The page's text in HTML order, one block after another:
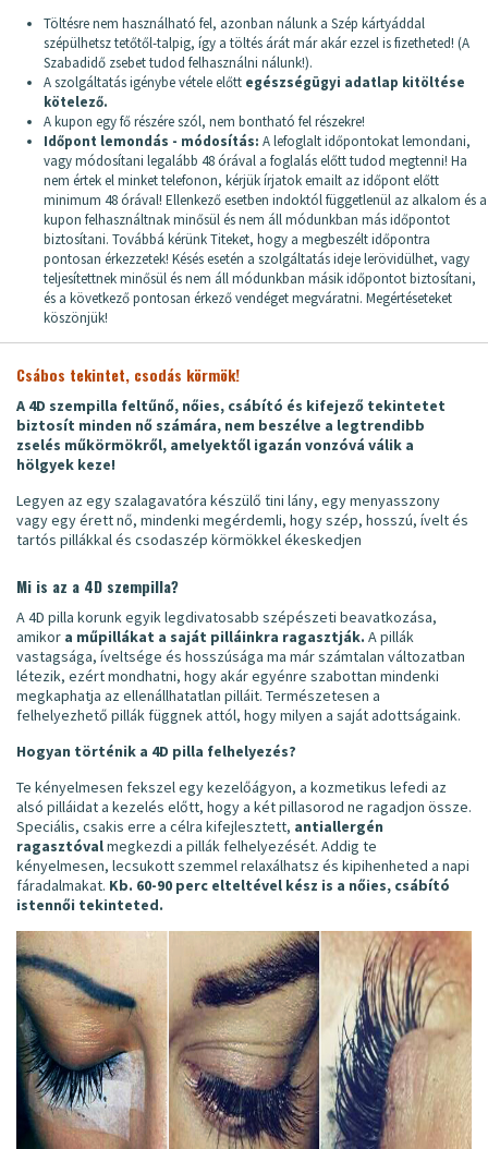
Töltésre nem használható fel, azonban nálunk a Szép kártyáddal
szépülhetsz tetőtől-talpig, így a töltés árát már akár ezzel is fizetheted! (A
Szabadidő zsebet tudod felhasználni nálunk!).
A szolgáltatás igénybe vétele előtt egészségügyi adatlap kitöltése
kötelező.
A kupon egy fő részére szól, nem bontható fel részekre!
Időpont lemondás - módosítás: A lefoglalt időpontokat lemondani,
vagy módosítani legalább 48 órával a foglalás előtt tudod megtenni! Ha
nem értek el minket telefonon, kérjük írjatok emailt az időpont előtt
minimum 48 órával! Ellenkező esetben indoktól függetlenül az alkalom és a
kupon felhasználtnak minősül és nem áll módunkban más időpontot
biztosítani. Továbbá kérünk Titeket, hogy a megbeszélt időpontra
pontosan érkezzetek! Késés esetén a szolgáltatás ideje lerövidülhet, vagy
teljesítettnek minősül és nem áll módunkban másik időpontot biztosítani,
és a következő pontosan érkező vendéget megváratni. Megértéseteket
köszönjük!
Csábos tekintet, csodás körmök!
A 4D szempilla feltűnő, nőies, csábító és kifejező tekintetet
biztosít minden nő számára, nem beszélve a legtrendibb
zselés műkörmökről, amelyektől igazán vonzóvá válik a
hölgyek keze!
Legyen az egy szalagavatóra készülő tini lány, egy menyasszony
vagy egy érett nő, mindenki megérdemli, hogy szép, hosszú, ívelt és
tartós pillákkal és csodaszép körmökkel ékeskedjen
Mi is az a 4D szempilla?
A 4D pilla korunk egyik legdivatosabb szépészeti beavatkozása,
amikor a műpillákat a saját pilláinkra ragasztják. A pillák
vastagsága, íveltsége és hosszúsága ma már számtalan változatban
létezik, ezért mondhatni, hogy akár egyénre szabottan mindenki
megkaphatja az ellenállhatatlan pilláit. Természetesen a
felhelyezhető pillák függnek attól, hogy milyen a saját adottságaink.
Hogyan történik a 4D pilla felhelyezés?
Te kényelmesen fekszel egy kezelőágyon, a kozmetikus lefedi az
alsó pilláidat a kezelés előtt, hogy a két pillasorod ne ragadjon össze.
Speciális, csakis erre a célra kifejlesztett, antiallergén
ragasztóvalmegkezdi a pillák felhelyezését. Addig te
kényelmesen, lecsukott szemmel relaxálhatsz és kipihenheted a napi
fáradalmakat. Kb. 60-90 perc elteltével kész is a nőies, csábító
istennői tekinteted.